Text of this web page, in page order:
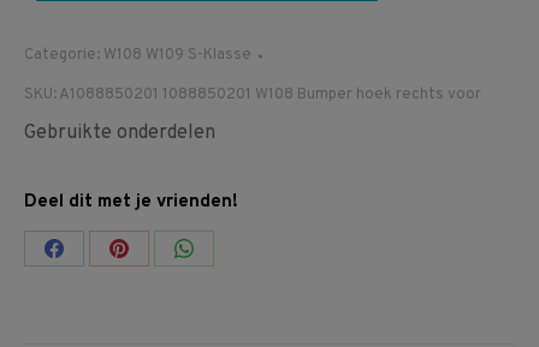
Categorie: W108 W109 S-Klasse
SKU:A1088850201 1088850201 W108 Bumper hoek rechts voor
Gebruikte onderdelen
Deel dit met je vrienden!
Share Share Share